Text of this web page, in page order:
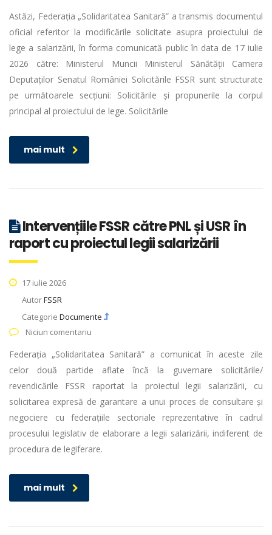
Astăzi, Federația „Solidaritatea Sanitară” a transmis documentul
oficial referitor la modificările solicitate asupra proiectului de
lege a salarizării, în forma comunicată public în data de 17 iulie
2026 către: Ministerul Muncii Ministerul Sănătății Camera
Deputaților Senatul României Solicitările FSSR sunt structurate
pe următoarele secțiuni: Solicitările și propunerile la corpul
principal al proiectului de lege. Solicitările
mai mult
Intervențiile FSSR către PNL și USR în
raport cu proiectul legii salarizării
17 iulie 2026
AutorFSSR
Categorie Documente
Niciun comentariu
Federația „Solidaritatea Sanitară” a comunicat în aceste zile
celor două partide aflate încă la guvernare solicitările/
revendicările FSSR raportat la proiectul legii salarizării, cu
solicitarea expresă de garantare a unui proces de consultare și
negociere cu federațiile sectoriale reprezentative în cadrul
procesului legislativ de elaborare a legii salarizării, indiferent de
procedura de legiferare.
mai mult